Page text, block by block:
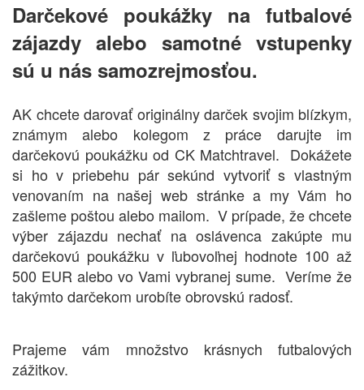
Darčekové poukážky na futbalové
zájazdy alebo samotné vstupenky
sú u nás samozrejmosťou.
AK chcete darovať originálny darček svojim blízkym,
známym alebo kolegom z práce darujte im
darčekovú poukážku od CK Matchtravel. Dokážete
si ho v priebehu pár sekúnd vytvoriť s vlastným
venovaním na našej web stránke a my Vám ho
zašleme poštou alebo mailom. V prípade, že chcete
výber zájazdu nechať na oslávenca zakúpte mu
darčekovú poukážku v ľubovoľnej hodnote 100 až
500 EUR alebo vo Vami vybranej sume. Veríme že
takýmto darčekom urobíte obrovskú radosť.
Prajeme vám množstvo krásnych futbalových
zážitkov.